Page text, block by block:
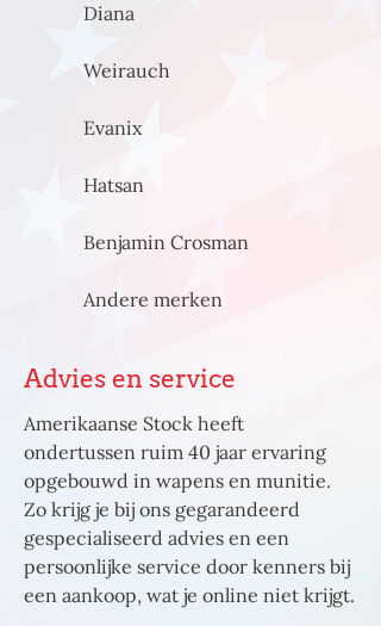
Diana
Weirauch
Evanix
Hatsan
Benjamin Crosman
Andere merken
Advies en service
Amerikaanse Stock heeft
ondertussen ruim 40 jaar ervaring
opgebouwd in wapens en munitie.
Zo krijg je bij ons gegarandeerd
gespecialiseerd advies en een
persoonlijke service door kenners bij
een aankoop, wat je online niet krijgt.